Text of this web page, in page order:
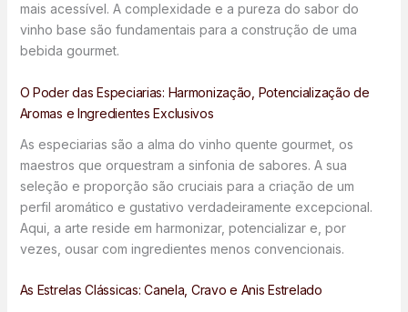
mais acessível. A complexidade e a pureza do sabor do
vinho base são fundamentais para a construção de uma
bebida gourmet.
O Poder das Especiarias: Harmonização, Potencialização de
Aromas e Ingredientes Exclusivos
As especiarias são a alma do vinho quente gourmet, os
maestros que orquestram a sinfonia de sabores. A sua
seleção e proporção são cruciais para a criação de um
perfil aromático e gustativo verdadeiramente excepcional.
Aqui, a arte reside em harmonizar, potencializar e, por
vezes, ousar com ingredientes menos convencionais.
As Estrelas Clássicas: Canela, Cravo e Anis Estrelado